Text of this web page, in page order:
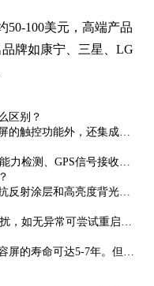
50-100美元，高端产品
牌如康宁、三星、LG
区别？
的触控功能外，还集成了
功能。其抗干扰能力和耐
力检测、GPS信号接收稳
质量。建议索取样品进行
反射涂层和高亮度背光设
视性。但极端条件下仍可
，如无异常可尝试重启设
议联系厂家进行维修或更
屏的寿命可达5-7年。但具
端条件下可能缩短。